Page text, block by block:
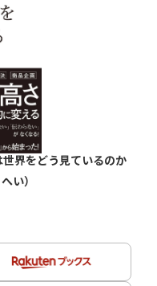
界をどう見ているのか
い）